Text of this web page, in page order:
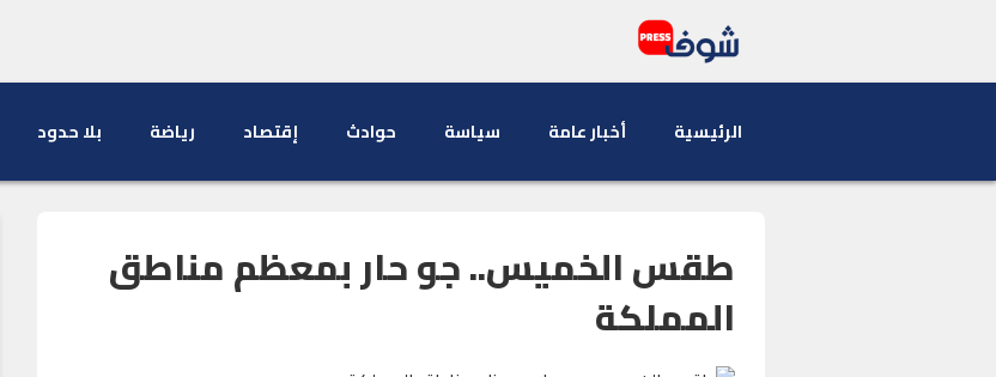
الرئيسية أخبار عامة سياسة حوادث إقتصاد رياضة بلا حدود
طقس الخميس.. جو حار بمعظم مناطق
المملكة